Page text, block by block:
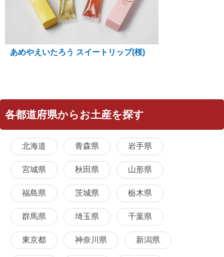
あめやえいたろう スイートリップ(桜)
各都道府県からお土産を探す
北海道 青森県 岩手県
宮城県 秋田県 山形県
福島県 茨城県 栃木県
群馬県 埼玉県 千葉県
東京都 神奈川県 新潟県